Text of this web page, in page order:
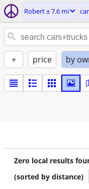
Robert ± 7.6 mi
+ price by
Zero local results
(sorted by distance)